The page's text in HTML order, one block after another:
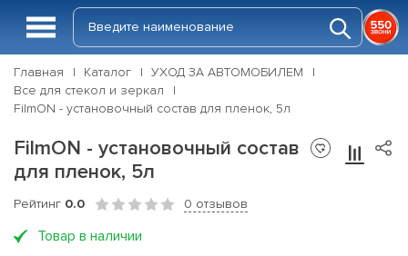
Главная Каталог
УХОД ЗА АВТОМОБИЛЕМ
Все для стекол и зеркал
FilmON - установочный состав для пленок, 5л
FilmON - установочный состав
для пленок, 5л
Рейтинг 0.0 0 отзывов
Товар в наличии